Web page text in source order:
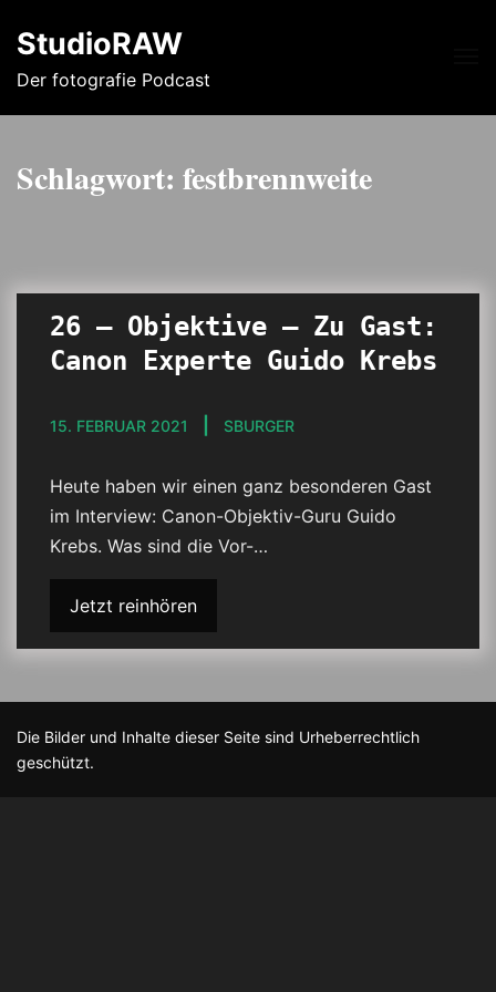
StudioRAW
Der fotografie Podcast
Schlagwort: festbrennweite
26 – Objektive – Zu Gast:
Canon Experte Guido Krebs
15. FEBRUAR 2021 SBURGER
Heute haben wir einen ganz besonderen Gast
im Interview: Canon-Objektiv-Guru Guido
Krebs. Was sind die Vor-…
Jetzt reinhören
Die Bilder und Inhalte dieser Seite sind Urheberrechtlich
geschützt.